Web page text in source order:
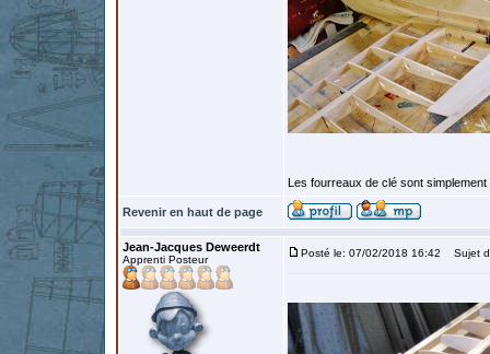
Les fourreaux de clé sont
Revenir en haut de page
Jean-Jacques Deweerdt
Apprenti Posteur
Posté le: 07/02/2018 16:42 Sujet